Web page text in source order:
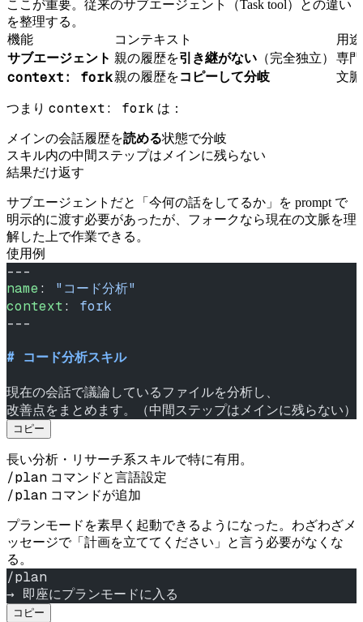
ここが重要。従来のサブエージェント（Task tool）との違い
を整理する。
機能
コンテキスト
用途
サブエージェント 親の履歴を引き継がない （完全独立） 専
context: fork親の履歴をコピーして分岐 文
つまり context: fork は：
メインの会話履歴を読める状態で分岐
スキル内の中間ステップはメインに残らない
結果だけ返す
サブエージェントだと「今何の話をしてるか」を prompt で
明示的に渡す必要があったが、フォークなら現在の文脈を理
解した上で作業できる。
使用例
---
name: "コード分析"
context: fork
---
# コード分析スキル
現在の会話で議論しているファイルを分析し、
改善点をまとめます。（中間ステップはメインに残らない）
コピー
長い分析・リサーチ系スキルで特に有用。
/plan コマンドと言語設定
/plan コマンドが追加
プランモードを素早く起動できるようになった。わざわざメ
ッセージで「計画を立ててください」と言う必要がなくな
る。
/plan
→ 即座にプランモードに入る
コピー